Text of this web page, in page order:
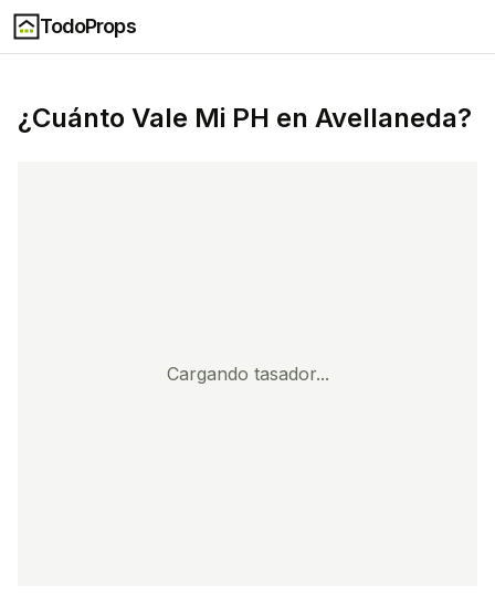
TodoProps
¿Cuánto Vale Mi PH en Avellaneda?
Cargando tasador...